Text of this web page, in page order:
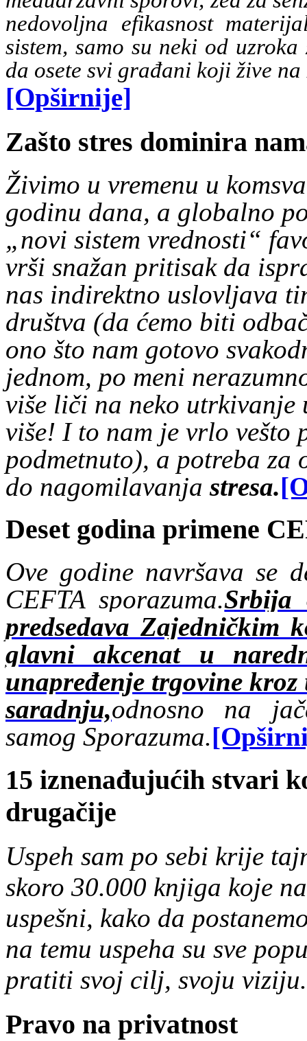
nedovoljna efikasnost
sistem, samo su neki od
da osete svi građani koji žive
[Opširnije]
Zašto stres dominira
Živimo u vremenu u
godinu dana, a globalno
„novi sistem vrednosti“
vrši snažan pritisak da
nas indirektno uslovljava
društva (da ćemo biti
ono što nam gotovo
jednom, po meni
više liči na neko utrkivanje
više! I to nam je vrlo vešto
podmetnuto), a potreba za
do nagomilavanja stresa.
Deset godina primene
Ove godine navršava se
CEFTA sporazuma.Srbija
predsedava Zajedničkim
glavni akcenat u
unapređenje trgovine
saradnju,odnosno na
samog Sporazuma.
15 iznenađujućih stvari
drugačije
Uspeh sam po sebi krije
skoro 30.000 knjiga koje
uspešni, kako da
na temu uspeha su sve
pratiti svoj cilj, svoju
Pravo na privatnost